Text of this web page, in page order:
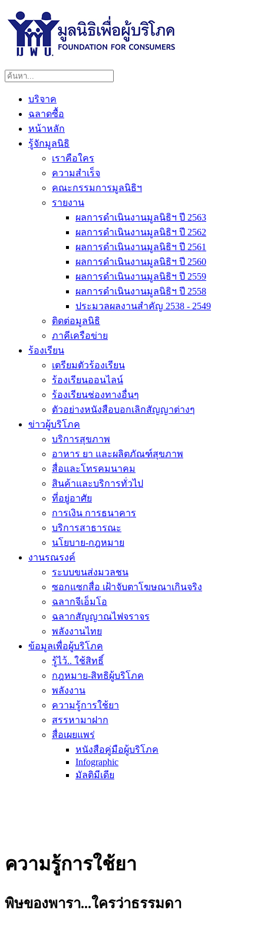
บริจาค
ฉลาดซื้อ
หน้าหลัก
รู้จักมูลนิธิ
เราคือใคร
ความสำเร็จ
คณะกรรมการมูลนิธิฯ
รายงาน
ผลการดำเนินงานมูลนิธิฯ ปี 2563
ผลการดำเนินงานมูลนิธิฯ ปี 2562
ผลการดำเนินงานมูลนิธิฯ ปี 2561
ผลการดำเนินงานมูลนิธิฯ ปี 2560
ผลการดำเนินงานมูลนิธิฯ ปี 2559
ผลการดำเนินงานมูลนิธิฯ ปี 2558
ประมวลผลงานสำคัญ 2538 - 2549
ติดต่อมูลนิธิ
ภาคีเครือข่าย
ร้องเรียน
เตรียมตัวร้องเรียน
ร้องเรียนออนไลน์
ร้องเรียนช่องทางอื่นๆ
ตัวอย่างหนังสือบอกเลิกสัญญาต่างๆ
ข่าวผู้บริโภค
บริการสุขภาพ
อาหาร ยา และผลิตภัณฑ์สุขภาพ
สื่อและโทรคมนาคม
สินค้าและบริการทั่วไป
ที่อยู่อาศัย
การเงิน การธนาคาร
บริการสาธารณะ
นโยบาย-กฎหมาย
งานรณรงค์
ระบบขนส่งมวลชน
ซอกแซกสื่อ เฝ้าจับตาโฆษณาเกินจริง
ฉลากจีเอ็มโอ
ฉลากสัญญาณไฟจราจร
พลังงานไทย
ข้อมูลเพื่อผู้บริโภค
รู้ไว้.. ใช้สิทธิ์
กฎหมาย-สิทธิผู้บริโภค
พลังงาน
ความรู้การใช้ยา
สรรหามาฝาก
สื่อเผยแพร่
หนังสือคู่มือผู้บริโภค
Infographic
มัลติมีเดีย
ความรู้การใช้ยา
พิษของพารา...ใครว่าธรรมดา